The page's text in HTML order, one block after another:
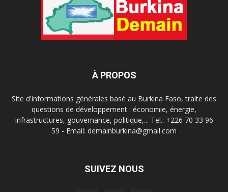
À PROPOS
Site d'informations générales basé au Burkina Faso, traite des
questions de développement : économie, énergie,
infrastructures, gouvernance, politique,... Tel.: +226 70 33 96
59 - Email: demainburkina@gmail.com
SUIVEZ NOUS